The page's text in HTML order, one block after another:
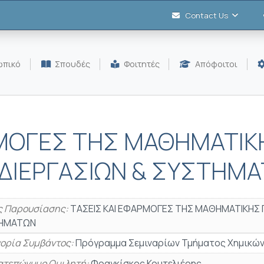
Contact Us
Σπουδές Φοιτητές Απόφοιτοι
ΤΗΣ
&
Παρουσίασης:ΤΑΣΕΙΣ ΚΑΙ ΕΦΑΡΜΟΓΕΣ ΤΗΣ ΜΑΘΗΜΑΤΙΚΗΣ
Συμβάντος:Πρόγραμμα Σεμιναρίων Τμήματος